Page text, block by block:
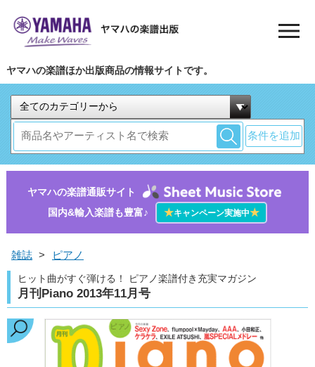
ヤマハの楽譜ほか出版商品の情報サイトです。
条件を追加
ヤマハの楽譜通販サイト
国内&輸入楽譜も豊富♪
★キャンペーン実施中★
雑誌 > ピアノ
ヒット曲がすぐ弾ける！ ピアノ楽譜付き充実マガジン
月刊Piano 2013年11月号